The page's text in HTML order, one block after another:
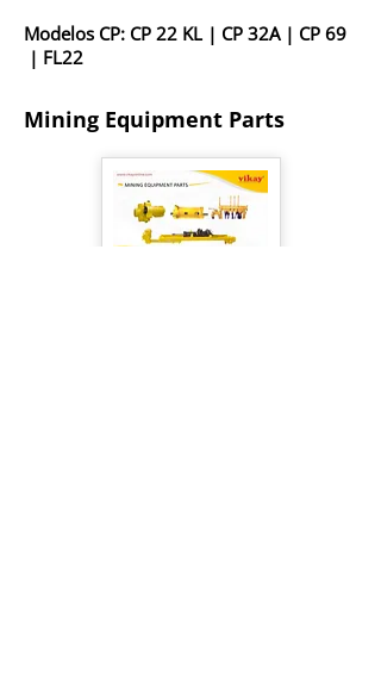
Modelos CP: CP 22 KL | CP 32A| CP 69
| FL22
Mining Equipment Parts